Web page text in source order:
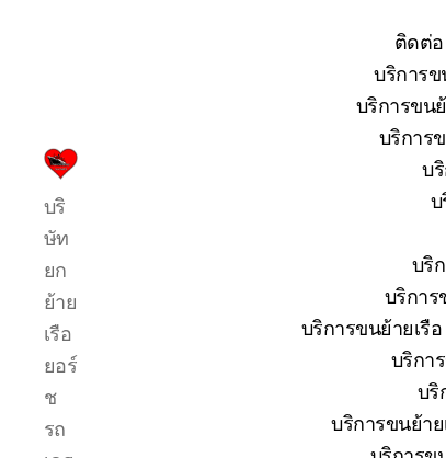
รับ
ขน
ย้าย
ใหญ่
เครน
ยก
ขึ้น
จาก
บริ
ษัท
ยก
ย้าย
เรือ
ยอร์
ช
รถ
ติดต่อ
บริการข
บริการขน
บริการ
บ
บ
บริ
บริการ
บริการขนย้ายเรื
บริกา
บริ
บริการขนย้าย